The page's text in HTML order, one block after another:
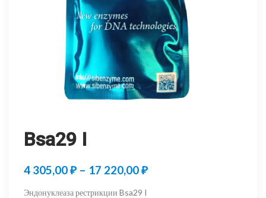
Bsa29 I
4 305,00₽ – 17 220,00₽Диапазон
Эндонуклеаза рестрикции Bsa29 I